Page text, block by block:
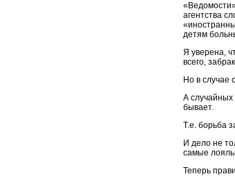
агентства
детям
Я уверена,
всего,
Но в случае
А
бывает.
Т.е. борьба
И дело не
самые
Теперь